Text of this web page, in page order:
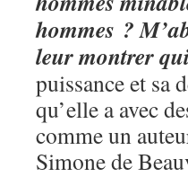
hommes ?
leur montrer
puissance et sa
qu’elle a avec
comme un
Simone de